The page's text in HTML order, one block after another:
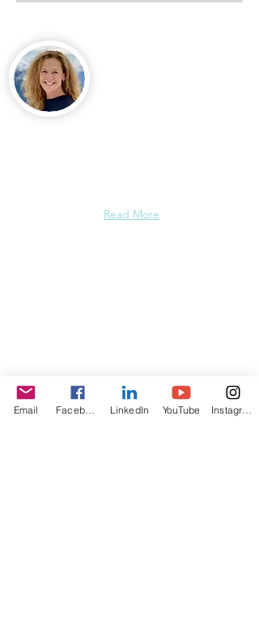
Read More
nieuwe blogs? Vul je e-mail in
Email LinkedIn YouTube